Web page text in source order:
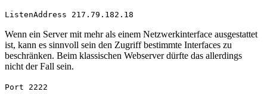
ListenAddress 217.79.182.18
Wenn ein Server mit mehr als einem Netzwerkinterface ausgestattet
ist, kann es sinnvoll sein den Zugriff bestimmte Interfaces zu
beschränken. Beim klassischen Webserver dürfte das allerdings
nicht der Fall sein.
Port 2222